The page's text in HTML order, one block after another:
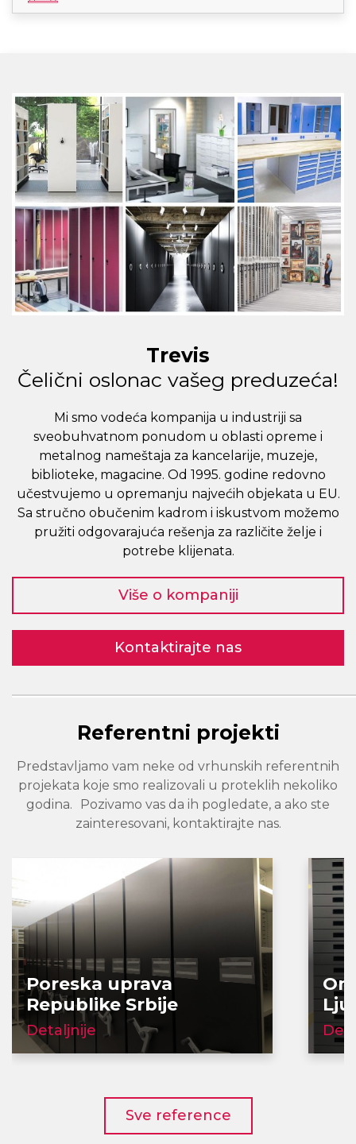
Trevis
Čelični oslonac vašeg preduzeća!
Mi smo vodeća kompanija u industriji sa
sveobuhvatnom ponudom u oblasti opreme i
metalnog nameštaja za kancelarije, muzeje,
biblioteke, magacine. Od 1995. godine redovno
učestvujemo u opremanju najvećih objekata u EU.
Sa stručno obučenim kadrom i iskustvom možemo
pružiti odgovarajuća rešenja za različite želje i
potrebe klijenata.
Više o kompaniji
Kontaktirajte nas
Referentni projekti
Predstavljamo vam neke od vrhunskih referentnih
projekata koje smo realizovali u proteklih nekoliko
godina. Pozivamo vas da ih pogledate, a ako ste
zainteresovani, kontaktirajte nas.
Poreska uprava
Republike Srbije
Detaljnije
Sve reference